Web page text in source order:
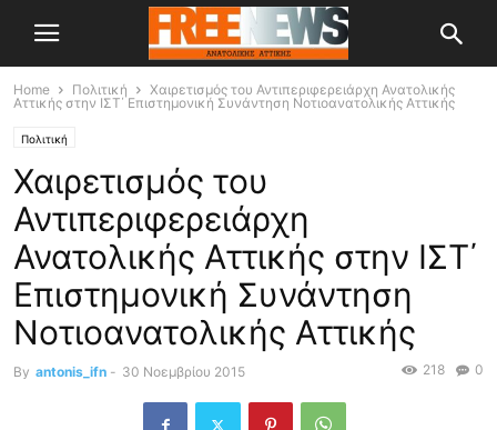
Home Πολιτική
Χαιρετισμός του Αντιπεριφερειάρχη Ανατολικής
Αττικής στην ΙΣΤ΄ Επιστημονική Συνάντηση Νοτιοανατολικής Αττικής
Πολιτική
Χαιρετισμός του
Αντιπεριφερειάρχη
Ανατολικής Αττικής στην ΙΣΤ΄
Επιστημονική Συνάντηση
Νοτιοανατολικής Αττικής
By antonis_ifn - 30 Νοεμβρίου 2015 0
218